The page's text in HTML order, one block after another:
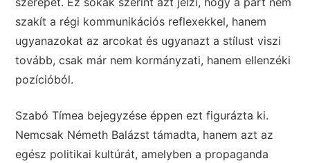
szakít a régi kommunikációs reflexekkel, hanem
ugyanazokat az arcokat és ugyanazt a stílust viszi
tovább, csak már nem kormányzati, hanem ellenzéki
pozícióból.
Szabó Tímea bejegyzése éppen ezt figurázta ki.
Nemcsak Németh Balázst támadta, hanem azt az
egész politikai kultúrát, amelyben a propaganda